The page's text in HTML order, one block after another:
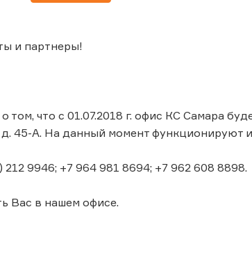
и партнеры!
том, что с 01.07.2018 г. офис КС Самара
д. 45-А. На данный момент функционируют
9946; +7 964 981 8694; +7 962 608 8898.
Вас в нашем офисе.